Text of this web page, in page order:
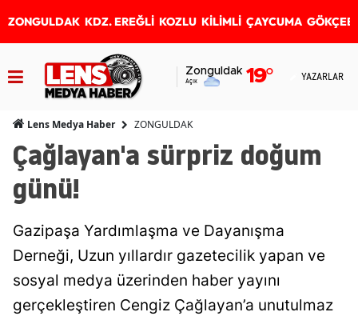
ZONGULDAK KDZ. EREĞLİ KOZLU KİLİMLİ ÇAYCUMA
Zonguldak
Açık 19° YAZARLAR
Lens Medya Haber ZONGULDAK
Çağlayan'a sürpriz doğum
günü!
Gazipaşa Yardımlaşma ve Dayanışma
Derneği, Uzun yıllardır gazetecilik yapan ve
sosyal medya üzerinden haber yayını
gerçekleştiren Cengiz Çağlayan’a unutulmaz